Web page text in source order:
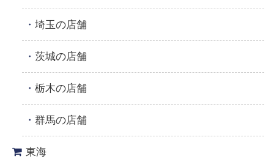
埼玉の店舗
茨城の店舗
栃木の店舗
群馬の店舗
東海